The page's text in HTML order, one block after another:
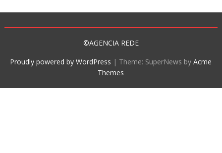
©AGENCIA REDE
Proudly powered by WordPress | Theme: SuperNews byAcme
Themes